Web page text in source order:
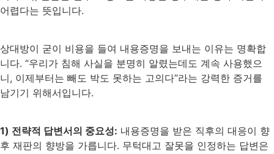
어렵다는 뜻입니다.
상대방이 굳이 비용을 들여 내용증명을 보내는 이유는 명확합
니다. “우리가 침해 사실을 분명히 알렸는데도 계속 사용했으
니, 이제부터는 빼도 박도 못하는 고의다”라는 강력한 증거를
남기기 위해서입니다.
1) 전략적 답변서의 중요성: 내용증명을 받은 직후의 대응이 향
후 재판의 향방을 가릅니다. 무턱대고 잘못을 인정하는 답변은